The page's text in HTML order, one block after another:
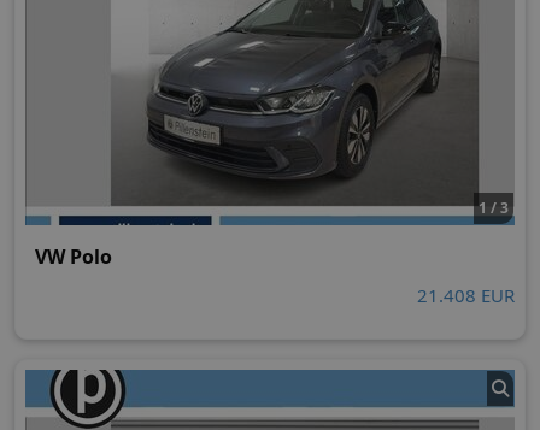
1 / 3
VW Polo
21.408 EUR